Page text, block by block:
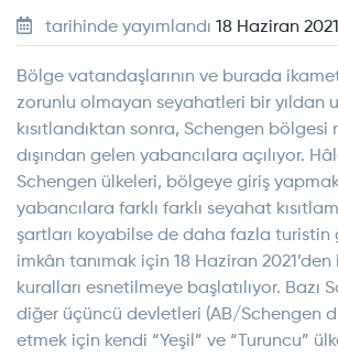
tarihinde yayımlandı 18 Haziran 2021
Bölge vatandaşlarının ve burada
zorunlu olmayan seyahatleri bir yıldan
kısıtlandıktan sonra, Schengen bölgesi
dışından gelen yabancılara açılıyor.
Schengen ülkeleri, bölgeye giriş
yabancılara farklı farklı seyahat
şartları koyabilse de daha fazla turistin
imkân tanımak için 18 Haziran
kuralları esnetilmeye başlatılıyor. Bazı
diğer üçüncü devletleri (AB/Schengen
etmek için kendi “Yeşil” ve “Turuncu”